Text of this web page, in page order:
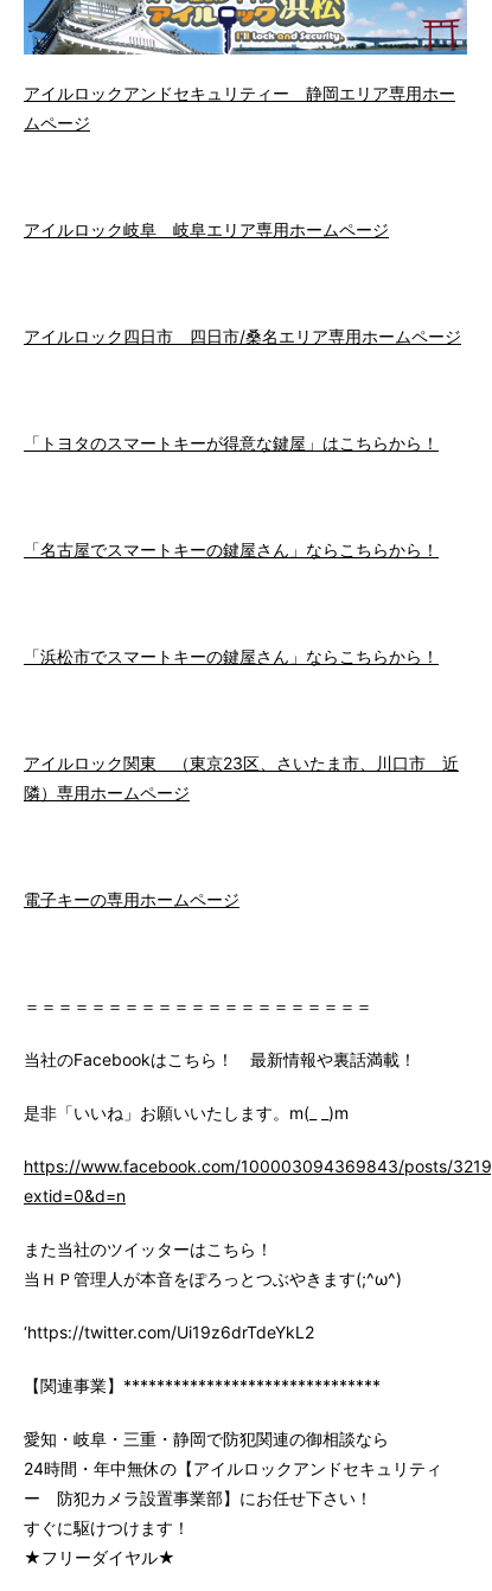
アイルロックアンドセキュリティー 静岡エリア専用ホー
ムページ
アイルロック岐阜 岐阜エリア専用ホームページ
アイルロック四日市 四日市/桑名エリア専用ホームページ
「トヨタのスマートキーが得意な鍵屋」はこちらから！
「名古屋でスマートキーの鍵屋さん」ならこちらから！
「浜松市でスマートキーの鍵屋さん」ならこちらから！
アイルロック関東 （東京23区、さいたま市、川口市 近
隣）専用ホームページ
電子キーの専用ホームページ
＝＝＝＝＝＝＝＝＝＝＝＝＝＝＝＝＝＝＝＝＝
当社のFacebookはこちら！ 最新情報や裏話満載！
是非「いいね」お願いいたします。m(_ _)m
https://www.facebook.com/100003094369843/posts/
extid=0&d=n
また当社のツイッターはこちら！
当ＨＰ管理人が本音をぽろっとつぶやきます(;^ω^)
‘https://twitter.com/Ui19z6drTdeYkL2
【関連事業】*******************************
愛知・岐阜・三重・静岡で防犯関連の御相談なら
24時間・年中無休の【アイルロックアンドセキュリティ
ー 防犯カメラ設置事業部】にお任せ下さい！
すぐに駆けつけます！
★フリーダイヤル★